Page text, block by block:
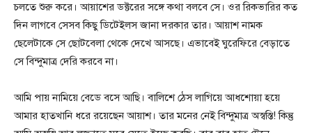
চলতে শুরু করে। আয়াশের ডক্টরের সঙ্গে কথা বলবে সে। ওর রিকভারির কত
দিন লাগবে সেসব কিছু ডিটেইলস জানা দরকার তার। আয়াশ নামক
ছেলেটাকে সে ছোটবেলা থেকে দেখে আসছে। এভাবেই ঘুরেফিরে বেড়াতে
সে বিন্দুমাত্র দেরি করবে না।
আমি পায় নামিয়ে বেডে বসে আছি। বালিশে ঠেস লাগিয়ে আধশোয়া হয়ে
আমার হাতখানি ধরে রয়েছেন আয়াশ। তার মনের নেই বিন্দুমাত্র অস্বস্তি! কিন্তু